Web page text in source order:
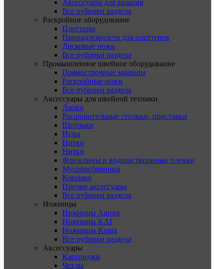
Аксессуары для вязания
Все рубрики раздела
Раскройное оборудование
Плоттеры
Принадлежности для плоттеров
Дисковые ножи
Все рубрики раздела
Промышленное швейное оборудование
Прямострочные машины
Раскройные ножи
Все рубрики раздела
Аксессуары для швейной техники
Лапки
Расширительные столики, приставки
Шпульки
Иглы
Нитки
Нитки
Флизелины и водорастворимые пленки
Мусоросборники
Коврики
Прочие аксессуары
Все рубрики раздела
Ножницы
Ножницы Aurora
Ножницы KAI
Ножницы Konig
Все рубрики раздела
Аксессуары
Картриджи
Чехлы